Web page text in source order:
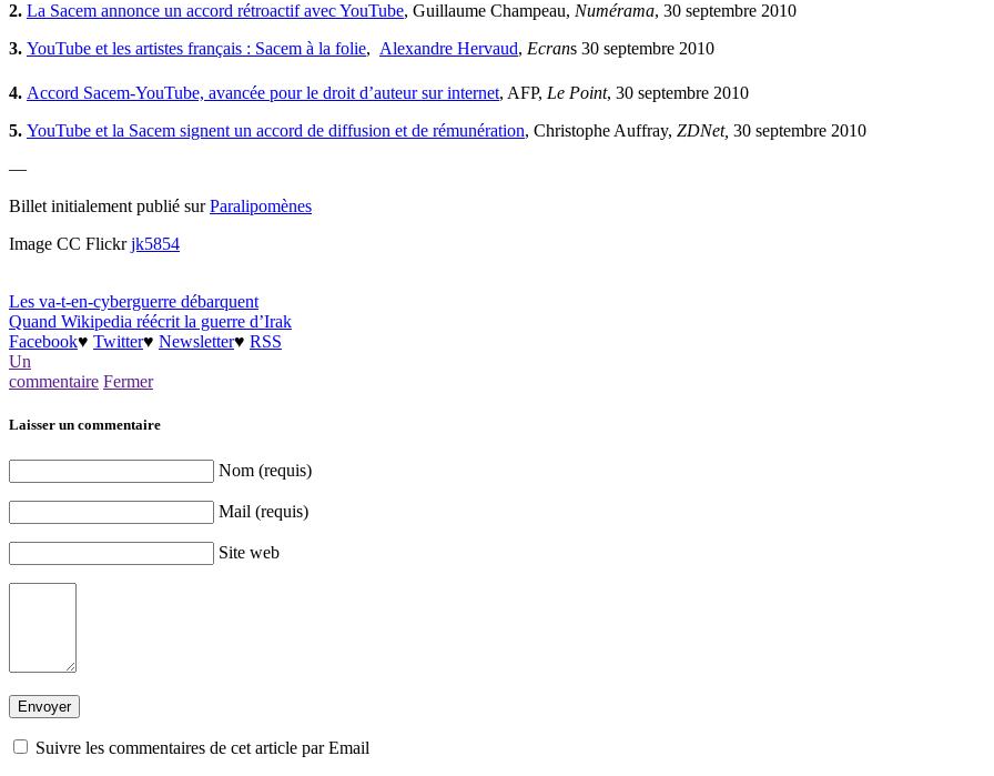
2. La Sacem annonce un accord rétroactif avec YouTube, Guillaume Champeau, Numérama, 30 septembre 2010
3. YouTube et les artistes français : Sacem à la folie, Alexandre Hervaud, Ecrans 30 septembre 2010
4. Accord Sacem-YouTube, avancée pour le droit d’auteur sur internet, AFP, Le Point, 30 septembre 2010
5. YouTube et la Sacem signent un accord de diffusion et de rémunération, Christophe Auffray, ZDNet, 30 septembre 2010
—
Billet initialement publié surParalipomènes
Image CC Flickrjk5854
Les va-t-en-cyberguerre débarquent
Quand Wikipedia réécrit la guerre d’Irak
Facebook♥ Twitter♥ Newsletter♥ RSS
Un
commentaire Fermer
Laisser un commentaire
Nom (requis)
Mail (requis)
Site web
Suivre les commentaires de cet article par Email